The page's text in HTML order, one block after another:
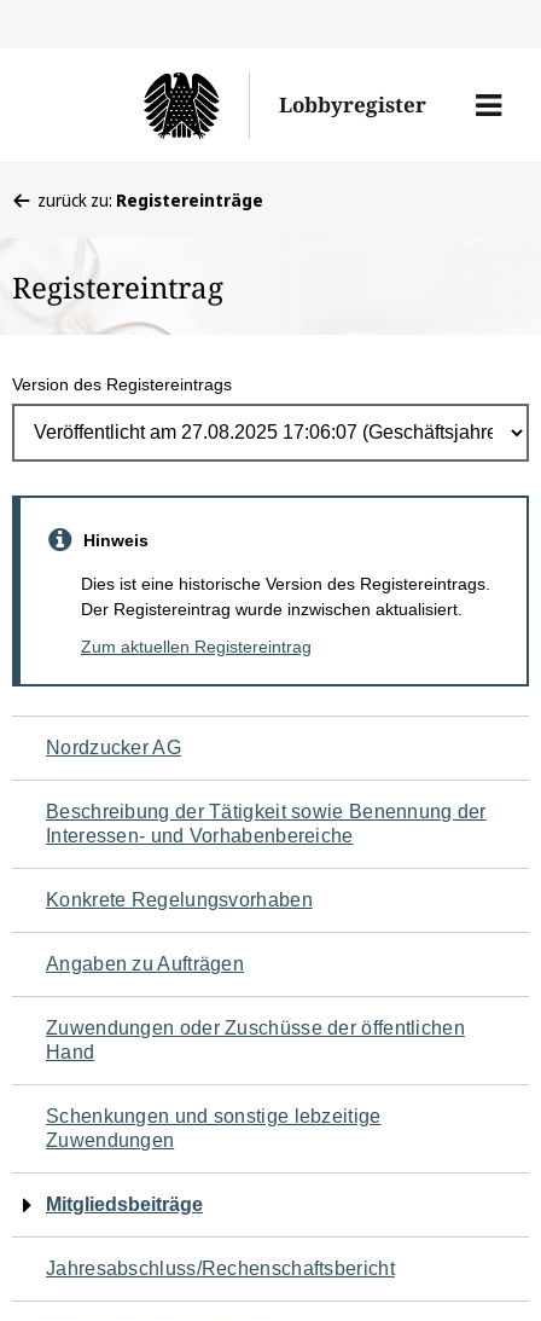
Lobbyregister
Menü
befinden
hier:
zurück zu: Registereinträge
Registereintrag
Version des Registereintrags
Hinweis
Dies ist eine historische Version des Registereintrags.
Der Registereintrag wurde inzwischen aktualisiert.
Zum aktuellen Registereintrag
Navigation
für
den
Seiteninhalt
Nordzucker AG
Beschreibung der Tätigkeit sowie Benennung der
Interessen- und Vorhabenbereiche
Konkrete Regelungsvorhaben
Angaben zu Aufträgen
Zuwendungen oder Zuschüsse der öffentlichen
Hand
Schenkungen und sonstige lebzeitige
Zuwendungen
Mitgliedsbeiträge
Jahresabschluss/Rechenschaftsbericht